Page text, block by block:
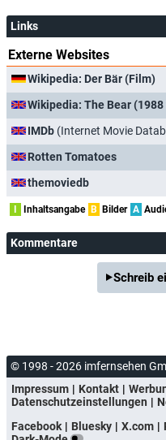
Links
Externe Websites
Wikipedia: Der Bär (Film)
Wikipedia: The Bear
IMDb (Internet Movie
Rotten Tomatoes
themoviedb
Inhaltsangabe B Bilder A
Kommentare
Schreib
© 1998 - 2026 imfernsehen
Impressum
Kontakt
Datenschutzeinstellungen
Facebook
Bluesky X.com